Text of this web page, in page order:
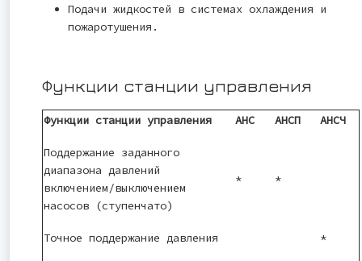
Подачи жидкостей в системах охлаждения и
пожаротушения.
Функции станции управления
Функции станции управления АНС АНСП АНСЧ
Поддержание заданного
диапазона давлений
включением/выключением
насосов (ступенчато)
* *
Точное поддержание давления *